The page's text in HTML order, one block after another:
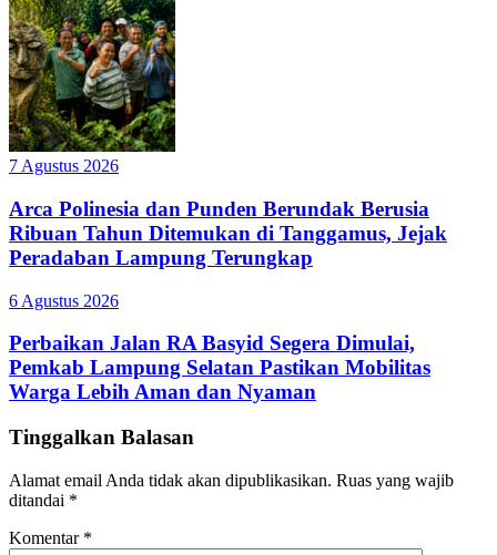
7 Agustus 2026
Arca Polinesia dan Punden Berundak Berusia
Ribuan Tahun Ditemukan di Tanggamus, Jejak
Peradaban Lampung Terungkap
6 Agustus 2026
Perbaikan Jalan RA Basyid Segera Dimulai,
Pemkab Lampung Selatan Pastikan Mobilitas
Warga Lebih Aman dan Nyaman
Tinggalkan Balasan
Alamat email Anda tidak akan dipublikasikan. Ruas yang wajib
ditandai *
Komentar *